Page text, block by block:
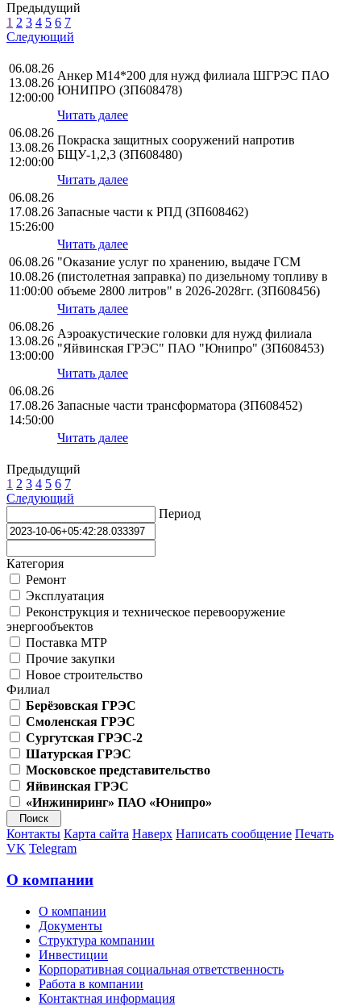
Предыдущий
1 2 3 4 5 6 7
Следующий
06.08.26
13.08.26
12:00:00
Анкер М14*200 для нужд филиала ШГРЭС ПАО
ЮНИПРО (ЗП608478)
Читать далее
06.08.26
13.08.26
12:00:00
Покраска защитных сооружений напротив
БЩУ-1,2,3 (ЗП608480)
Читать далее
06.08.26
17.08.26
15:26:00
Запасные части к РПД (ЗП608462)
Читать далее
06.08.26
10.08.26
11:00:00
"Оказание услуг по хранению, выдаче ГСМ
(пистолетная заправка) по дизельному топливу в
объеме 2800 литров" в 2026-2028гг. (ЗП608456)
Читать далее
06.08.26
13.08.26
13:00:00
Аэроакустические головки для нужд филиала
"Яйвинская ГРЭС" ПАО "Юнипро" (ЗП608453)
Читать далее
06.08.26
17.08.26
14:50:00
Запасные части трансформатора (ЗП608452)
Читать далее
Предыдущий
1 2 3 4 5 6 7
Следующий
Период
Категория
Ремонт
Эксплуатация
Реконструкция и техническое перевооружение
энергообъектов
Поставка МТР
Прочие закупки
Новое строительство
Филиал
Берёзовская ГРЭС
Смоленская ГРЭС
Сургутская ГРЭС-2
Шатурская ГРЭС
Московское представительство
Яйвинская ГРЭС
«Инжиниринг» ПАО «Юнипро»
Контакты Карта сайта Наверх Написать сообщение Печать
VK Telegram
О компании
О компании
Документы
Структура компании
Инвестиции
Корпоративная социальная ответственность
Работа в компании
Контактная информация